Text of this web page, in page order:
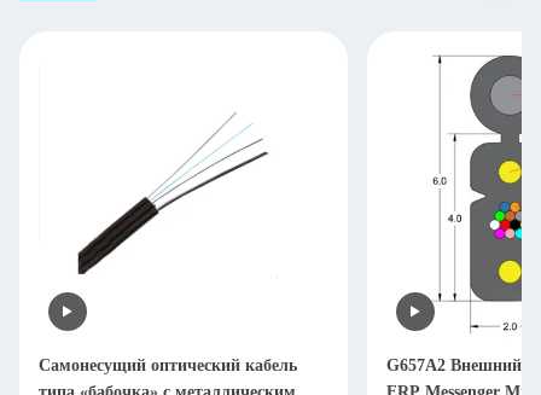
Самонесущий оптический кабель
G657A2 Внешний